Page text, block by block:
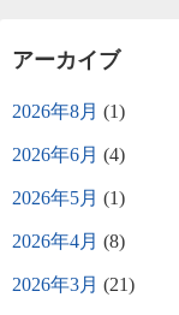
アーカイブ
2026年8月 (1)
2026年6月 (4)
2026年5月 (1)
2026年4月 (8)
2026年3月 (21)